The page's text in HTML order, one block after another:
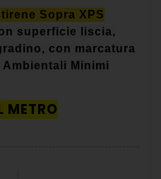
Sopra XPS
superficie liscia,
con marcatura
Minimi
METRO